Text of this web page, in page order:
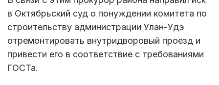
в Октябрьский суд о понуждении комитета по
строительству администрации Улан-Удэ
отремонтировать внутридворовый проезд и
привести его в соответствие с требованиями
ГОСТа.